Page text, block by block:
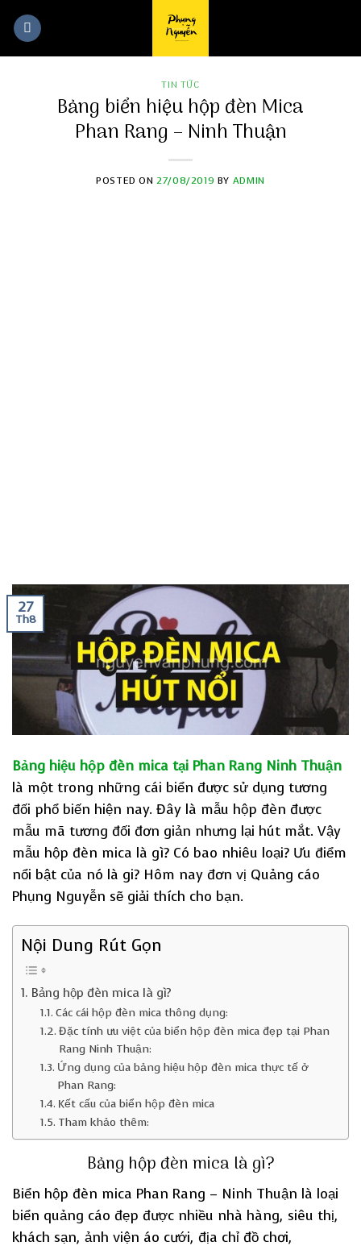
Skip
content
TIN TỨC
Bảng biển hiệu hộp đèn Mica
Phan Rang – Ninh Thuận
POSTED ON27/08/2019 BY ADMIN
27
Th8
Bảng hiệu hộp đèn mica tại Phan Rang Ninh Thuận
là một trong những cái biển được sử dụng tương
đối phổ biến hiện nay. Đây là mẫu hộp đèn được
mẫu mã tương đối đơn giản nhưng lại hút mắt. Vậy
mẫu hộp đèn mica là gì? Có bao nhiêu loại? Ưu điểm
nổi bật của nó là gi? Hôm nay đơn vị Quảng cáo
Phụng Nguyễn sẽ giải thích cho bạn.
Nội Dung Rút Gọn
Bảng hộp đèn mica là gì?
Các cái hộp đèn mica thông dụng:
Đặc tính ưu việt của biển hộp đèn mica đẹp tại Phan
Rang Ninh Thuận:
Ứng dụng của bảng hiệu hộp đèn mica thực tế ở
Phan Rang:
Kết cấu của biển hộp đèn mica
Tham khảo thêm:
Bảng hộp đèn mica là gì?
Biển hộp đèn mica Phan Rang – Ninh Thuận là loại
biển quảng cáo đẹp được nhiều nhà hàng, siêu thị,
khách sạn, ảnh viện áo cưới, địa chỉ đồ chơi,